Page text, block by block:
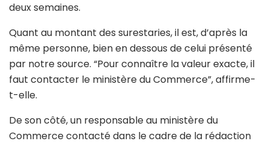
deux semaines.
Quant au montant des surestaries, il est, d’après la
même personne, bien en dessous de celui présenté
par notre source. “Pour connaître la valeur exacte, il
faut contacter le ministère du Commerce”, affirme-
t-elle.
De son côté, un responsable au ministère du
Commerce contacté dans le cadre de la rédaction